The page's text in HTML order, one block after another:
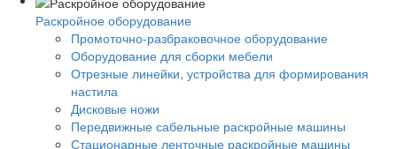
Раскройное оборудование
Промоточно-разбраковочное оборудование
Оборудование для сборки мебели
Отрезные линейки, устройства для формирования
настила
Дисковые ножи
Передвижные сабельные раскройные машины
Стационарные ленточные раскройные машины